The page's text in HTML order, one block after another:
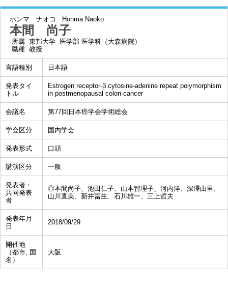
ホンマ ナオコ Honma Naoko
本間 尚子
所属 東邦大学 医学部 医学科（大森病院）
職種 教授
言語種別 日本語
発表タイ
トル
Estrogen receptor-β cytosine-adenine repeat polymorphism
in postmenopausal colon cancer
会議名 第77回日本癌学会学術総会
学会区分 国内学会
発表形式 口頭
講演区分 一般
発表者・
共同発表
者
◎本間尚子、池田仁子、山本智理子、河内洋、深澤由里、
山川直美、新井冨生、石川雄一、三上哲夫
発表年月
日
2018/09/29
開催地
（都市, 国
名）
大阪